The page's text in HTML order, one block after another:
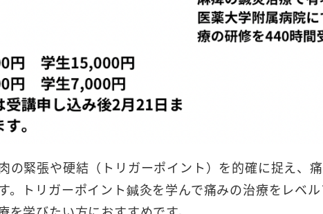
の緊張や硬結（トリガーポイント）を的確に捉え、
トリガーポイント鍼灸を学んで痛みの治療をレベル